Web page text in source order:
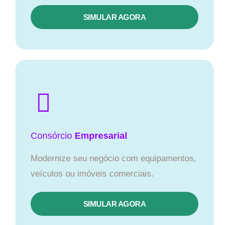
SIMULAR AGORA
Consórcio Empresarial
Modernize seu negócio com equipamentos,
veículos ou imóveis comerciais.
SIMULAR AGORA